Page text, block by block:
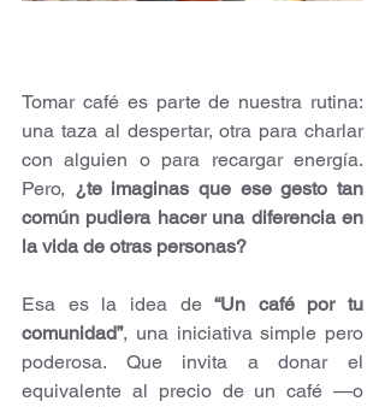
Tomar café es parte de nuestra rutina:
una taza al despertar, otra para charlar
con alguien o para recargar energía.
Pero, ¿te imaginas que ese gesto tan
común pudiera hacer una diferencia en
la vida de otras personas?
Esa es la idea de “Un café por tu
comunidad”, una iniciativa simple pero
poderosa. Que invita a donar el
equivalente al precio de un café —o